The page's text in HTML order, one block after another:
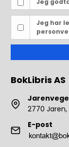
Jeg
Jeg har
BokLibris AS
2770 Jaren,
E-post